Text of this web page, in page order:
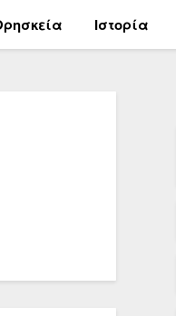
Ιστορία